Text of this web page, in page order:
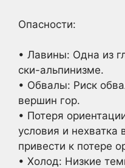
Опасности:
• Лавины: Одна из
ски-альпинизме.
• Обвалы: Риск
вершин гор.
• Потеря
условия и нехватка
привести к потере
• Холод: Низкие